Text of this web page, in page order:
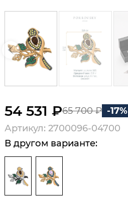
54 531 ₽65 700 ₽ -17%
Артикул: 2700096-04700
В другом варианте: